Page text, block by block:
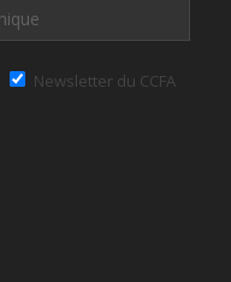
Newsletter du CCFA